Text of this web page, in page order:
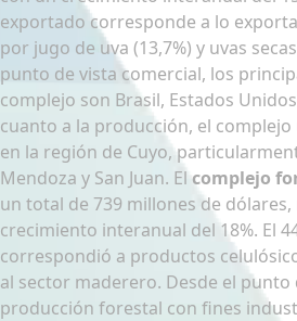
exportado corresponde a lo
por jugo de uva (13,7%) y uvas
punto de vista comercial, los
complejo son Brasil, Estados
cuanto a la producción, el
en la región de Cuyo,
Mendoza y San Juan. Elcomplejo
un total de 739 millones de
crecimiento interanual del 18%. El
correspondió a productos
al sector maderero. Desde el
producción forestal con fines